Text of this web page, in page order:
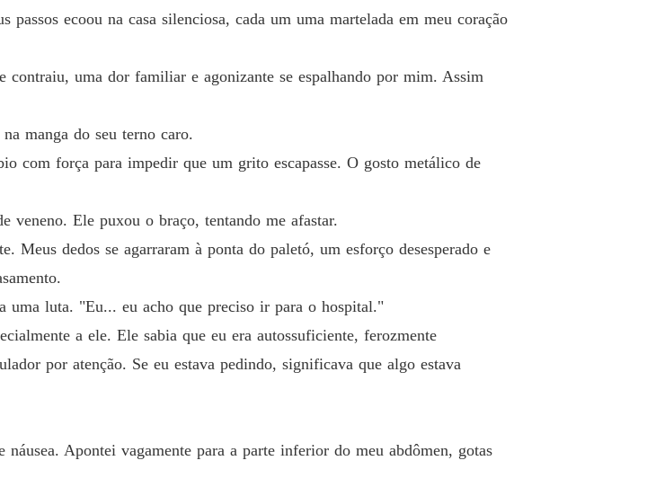
ecoou na casa silenciosa, cada um uma martelada em meu coração
uma dor familiar e agonizante se espalhando por mim. Assim
manga do seu terno caro.
com força para impedir que um grito escapasse. O gosto metálico de
veneno. Ele puxou o braço, tentando me afastar.
Meus dedos se agarraram à ponta do paletó, um esforço desesperado e
uma luta. "Eu... eu acho que preciso ir para o hospital."
a ele. Ele sabia que eu era autossuficiente, ferozmente
por atenção. Se eu estava pedindo, significava que algo estava
Apontei vagamente para a parte inferior do meu abdômen, gotas